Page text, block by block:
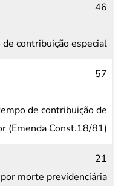
46
contribuição especial
57
de contribuição de
(Emenda Const.18/81)
21
morte previdenciária